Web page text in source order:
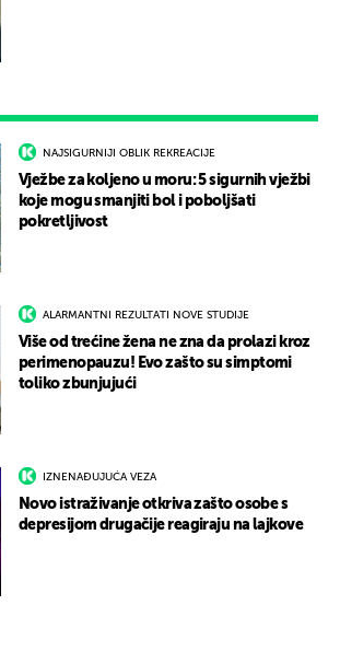
NAJSIGURNIJI OBLIK REKREACIJE
Vježbe za koljeno u moru: 5 sigurnih vježbi
koje mogu smanjiti bol i poboljšati
pokretljivost
ALARMANTNI REZULTATI NOVE STUDIJE
Više od trećine žena ne zna da prolazi kroz
perimenopauzu! Evo zašto su simptomi
toliko zbunjujući
IZNENAĐUJUĆA VEZA
Novo istraživanje otkriva zašto osobe s
depresijom drugačije reagiraju na lajkove